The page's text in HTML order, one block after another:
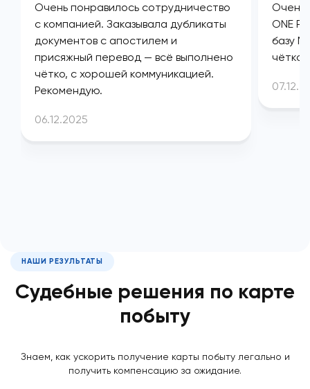
Очень понравилось сотрудничество
с компанией. Заказывала дубликаты
документов с апостилем и
присяжный перевод — всё выполнено
чётко, с хорошей коммуникацией.
Рекомендую.
06.12.2025
Очень
ONE
базу
чётко
НАШИ РЕЗУЛЬТАТЫ
Судебные решения по карте
побыту
Знаем, как ускорить получение карты побыту легально и
получить компенсацию за ожидание.